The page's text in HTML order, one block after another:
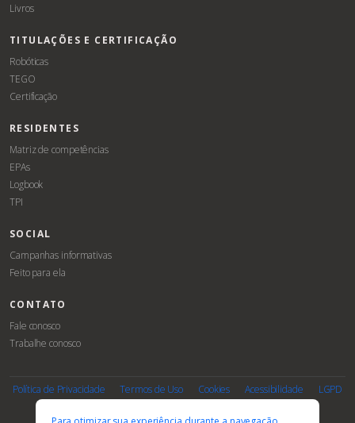
Livros
TITULAÇÕES E CERTIFICAÇÃO
Robóticas
TEGO
Certificação
RESIDENTES
Matriz de competências
EPAs
Logbook
TPI
SOCIAL
Campanhas informativas
Feito para ela
CONTATO
Fale conosco
Trabalhe conosco
Política de Privacidade Termos de Uso Cookies Acessibilidade LGPD
PARCEIROS E AFILIAÇÕES